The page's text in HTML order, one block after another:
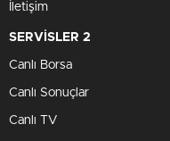
İletişim
SERVİSLER 2
Canlı Borsa
Canlı Sonuçlar
Canlı TV